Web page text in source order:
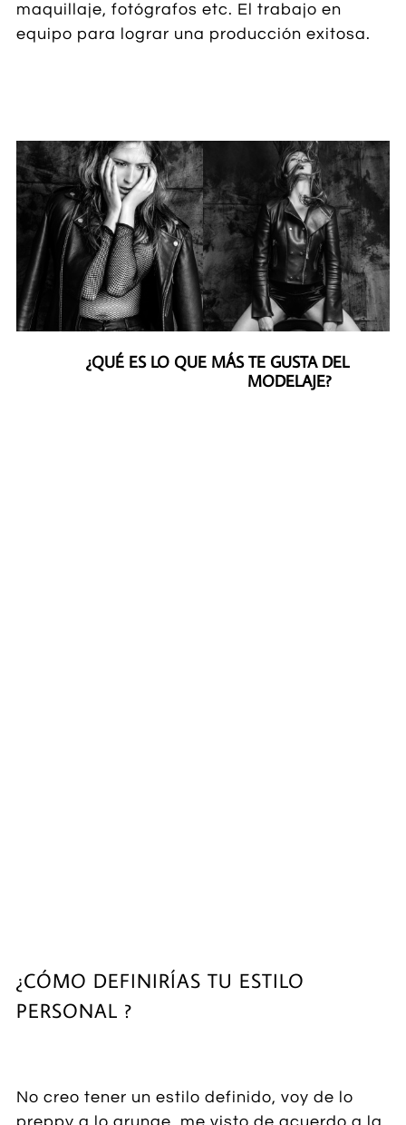
maquillaje, fotógrafos etc. El trabajo en
equipo para lograr una producción exitosa.
¿QUÉ ES LO QUE MÁS TE GUSTA DEL
MODELAJE?
¿CÓMO DEFINIRÍAS TU ESTILO
PERSONAL ?
No creo tener un estilo definido, voy de lo